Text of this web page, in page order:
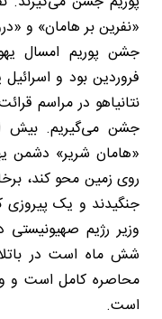
«نفرین بر هامان» و
جشن پوریم امسال
فروردین بود و
نتانیاهو در مراسم
«هامان شریر» دشمن
روی زمین محو کند،
جنگیدند و یک
وزیر رژیم
شش ماه است در
محاصره کامل است و
است.